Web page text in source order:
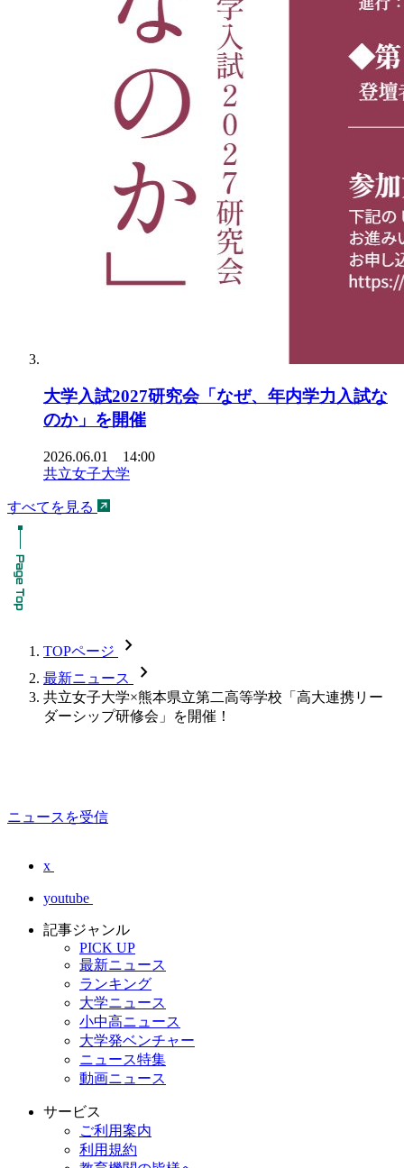
大学入試2027研究会「なぜ、年内学力入試な
のか」を開催
2026.06.01 14:00
共立女子大学
すべてを見る
TOPページ chevron_forward
最新ニュース chevron_forward
共立女子大学×熊本県立第二高等学校「高大連携リー
ダーシップ研修会」を開催！
ニュースを受信
x
youtube
記事ジャンル
PICK UP
最新ニュース
ランキング
大学ニュース
小中高ニュース
大学発ベンチャー
ニュース特集
動画ニュース
サービス
ご利用案内
利用規約